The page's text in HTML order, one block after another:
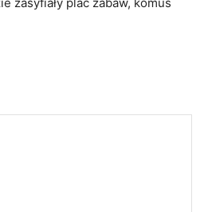
zasyfiały plac zabaw, komuś